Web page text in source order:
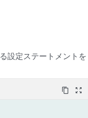
設定ステートメントを
content_copy zoom_out_map